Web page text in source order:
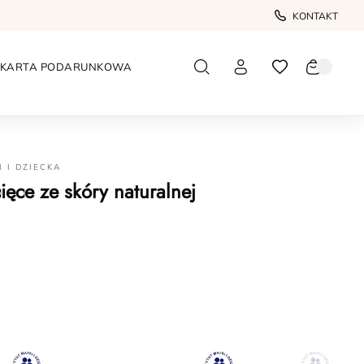
KONTAKT
KARTA PODARUNKOWA
I DZIECKA
ze skóry naturalnej